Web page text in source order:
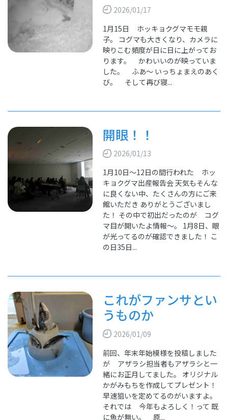
2026/01/17
1月15日 ホッキョクグマモモ親
子。 コグマも大きくなり、カメラに
映りこむ頻度が日に日に上がってお
ります。 かわいいのが映っていま
した。 ふあ～ いっちょまえのあく
び。 そして再び寝...
開眼！！
2026/01/13
1月10日～12日の間行われた ホッ
キョクグマ出産報告会 天気もそんな
に良くない中、たくさんの方にご来
館いただき ありがとうございまし
た！ その中で初出だったのが コグ
マ目が開いたよ情報～。 1月8日、眼
が光ってるのが確認できました！ こ
の日35日...
これがファンサとい
うものか
2026/01/09
前回、年末年始模様を投稿しました
が アザラシ担当者もアザラシと一
緒にお正月してました。 オリジナル
かがみもちを作成してプレゼント！
早速狙いを定めてるのがいますよ。
それでは 今年もよろしく！って 既
に魚が無い。 原...